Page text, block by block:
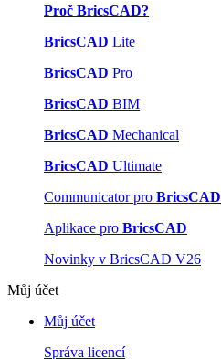
Proč BricsCAD?
BricsCAD Lite
BricsCAD Pro
BricsCAD BIM
BricsCAD Mechanical
BricsCAD Ultimate
Communicator pro BricsCAD
Aplikace pro BricsCAD
Novinky v BricsCAD V26
Můj účet
Můj účet
Správa licencí